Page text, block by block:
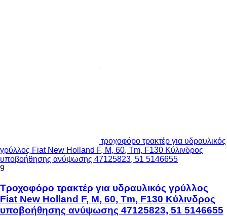
τροχοφόρο τρακτέρ για υδραυλικός
γρύλλος Fiat New Holland F, M, 60, Tm, F130 Κύλινδρος
υποβοήθησης ανύψωσης 47125823, 51 5146655
9
Τροχοφόρο τρακτέρ για υδραυλικός γρύλλος
Fiat New Holland F, M, 60, Tm, F130 Κύλινδρος
υποβοήθησης ανύψωσης 47125823, 51 5146655